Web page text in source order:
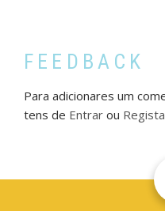
FEEDBACK
Para adicionares um
tens de Entrar ou